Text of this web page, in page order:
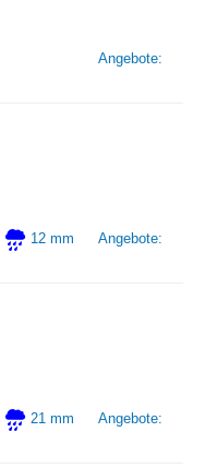
Angebote:
12 mm
Angebote:
21 mm
Angebote: